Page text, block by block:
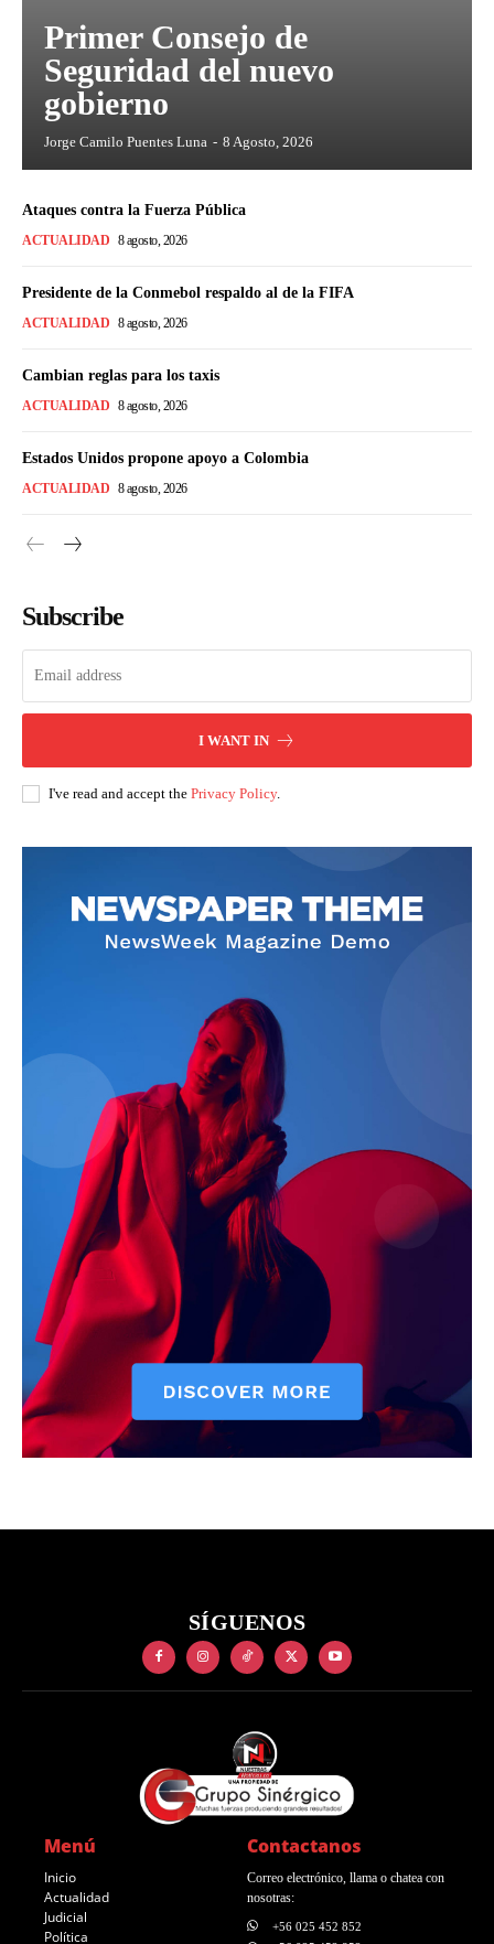
Primer Consejo de
Seguridad del nuevo
gobierno
Jorge Camilo Puentes Luna - 8 Agosto, 2026
Ataques contra la Fuerza Pública
ACTUALIDAD 8 agosto, 2026
Presidente de la Conmebol respaldo al de la FIFA
ACTUALIDAD 8 agosto, 2026
Cambian reglas para los taxis
ACTUALIDAD 8 agosto, 2026
Estados Unidos propone apoyo a Colombia
ACTUALIDAD 8 agosto, 2026
Subscribe
I WANT IN
I've read and accept the Privacy Policy.
SÍGUENOS
Menú
Inicio
Actualidad
Judicial
Política
Contactanos
Correo electrónico, llama o chatea con
nosotras:
+56 025 452 852